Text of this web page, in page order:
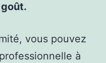
vous pouvez
à